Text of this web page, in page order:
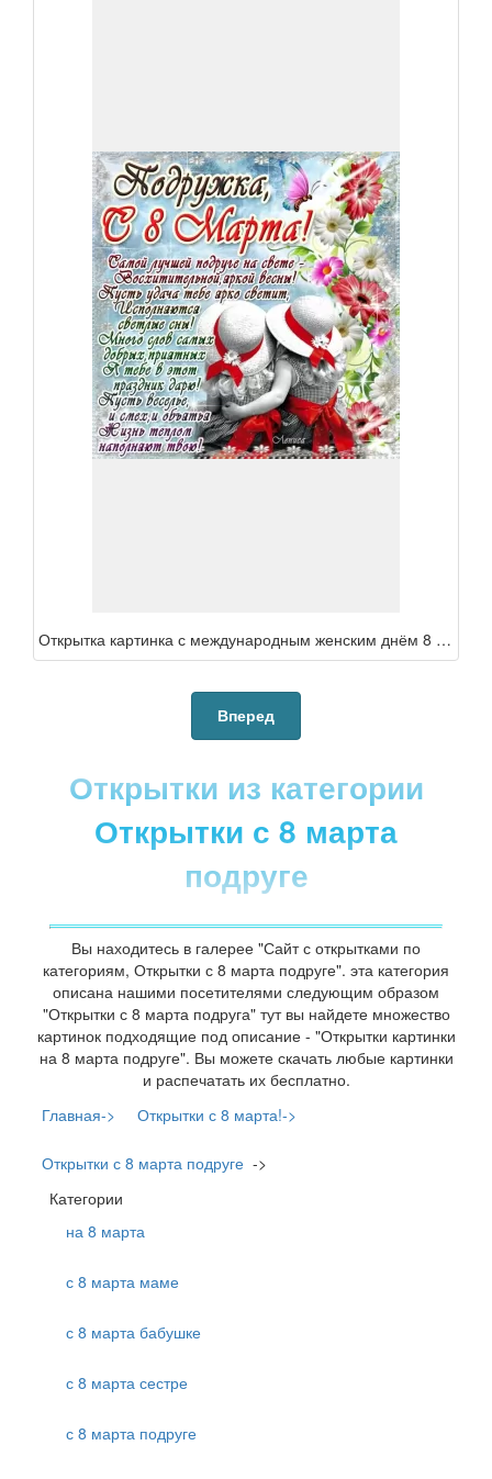
Открытка картинка с международным женским днём 8 марта подруга ,подруге, с праздником 8 марта подруга поздравления для подруге в ден 8 марта,открытка подруге на 8 марта
Вперед
Открытки из категории
Открытки с 8 марта
подруге
Вы находитесь в галерее "Сайт с открытками по
категориям, Открытки с 8 марта подруге". эта категория
описана нашими посетителями следующим образом
"Открытки с 8 марта подруга" тут вы найдете множество
картинок подходящие под описание - "Открытки картинки
на 8 марта подруге". Вы можете скачать любые картинки
и распечатать их бесплатно.
Главная->
Открытки с 8 марта!->
Открытки с 8 марта подруге ->
Категории
на 8 марта
с 8 марта маме
с 8 марта бабушке
с 8 марта сестре
с 8 марта подруге